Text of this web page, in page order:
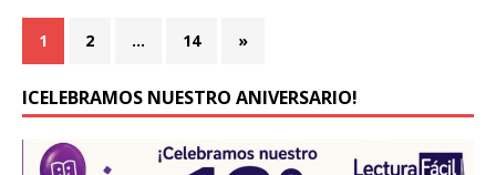
1 2 … 14 »
ICELEBRAMOS NUESTRO ANIVERSARIO!